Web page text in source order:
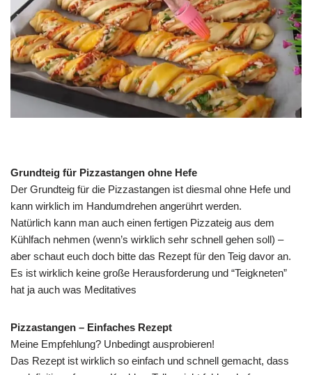
Grundteig für Pizzastangen ohne Hefe
Der Grundteig für die Pizzastangen ist diesmal ohne Hefe und
kann wirklich im Handumdrehen angerührt werden.
Natürlich kann man auch einen fertigen Pizzateig aus dem
Kühlfach nehmen (wenn’s wirklich sehr schnell gehen soll) –
aber schaut euch doch bitte das Rezept für den Teig davor an.
Es ist wirklich keine große Herausforderung und “Teigkneten”
hat ja auch was Meditatives
Pizzastangen – Einfaches Rezept
Meine Empfehlung? Unbedingt ausprobieren!
Das Rezept ist wirklich so einfach und schnell gemacht, dass